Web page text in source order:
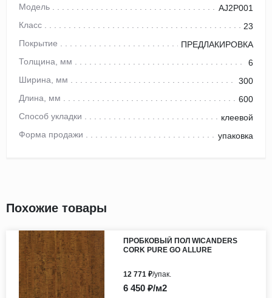
Модель
AJ2P001
Класс
23
Покрытие
ПРЕДЛАКИРОВКА
Толщина, мм
6
Ширина, мм
300
Длина, мм
600
Способ укладки
клеевой
Форма продажи
упаковка
Похожие товары
ПРОБКОВЫЙ ПОЛ WICANDERS
CORK PURE GO ALLURE
6 450 ₽/м2
12 771 ₽/упак.